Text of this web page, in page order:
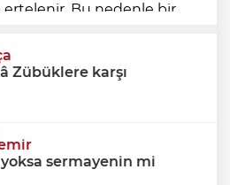
Bu nedenle bir
veya resmi borç stok
Zübüklere karşı
yoksa sermayenin mi